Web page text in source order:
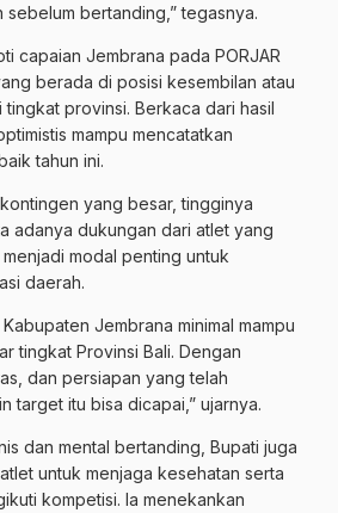
bertanding,” tegasnya.
capaian Jembrana pada PORJAR
berada di posisi kesembilan atau
provinsi. Berkaca dari hasil
mampu mencatatkan
tahun ini.
yang besar, tingginya
adanya dukungan dari atlet yang
modal penting untuk
daerah.
Jembrana minimal mampu
tingkat Provinsi Bali. Dengan
dan persiapan yang telah
target itu bisa dicapai,” ujarnya.
dan mental bertanding, Bupati juga
untuk menjaga kesehatan serta
kompetisi. Ia menekankan